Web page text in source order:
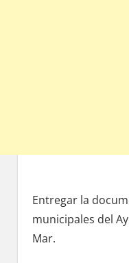
Entregar la
municipales del
Mar.